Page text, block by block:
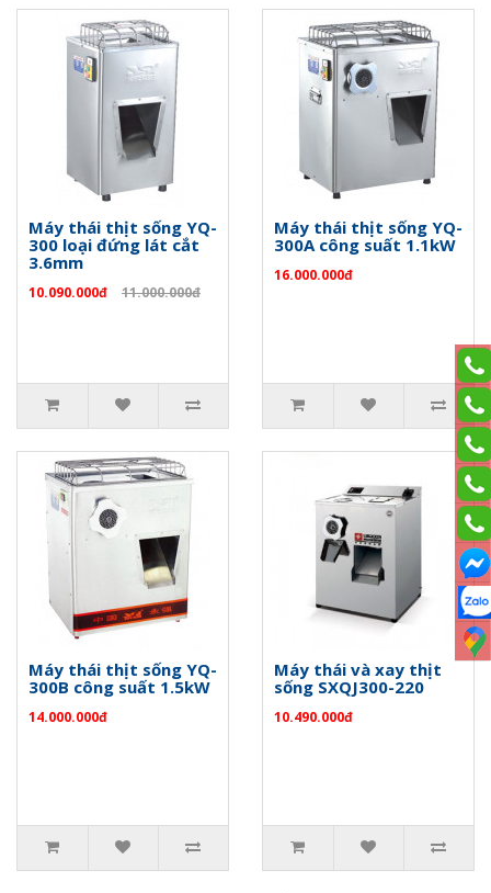
Máy thái thịt sống YQ-
300 loại đứng lát cắt
3.6mm
10.090.000đ 11.000.000đ
Máy thái thịt sống YQ-
300A công suất 1.1kW
16.000.000đ
Máy thái thịt sống YQ-
300B công suất 1.5kW
14.000.000đ
Máy thái và xay thịt
sống SXQJ300-220
10.490.000đ